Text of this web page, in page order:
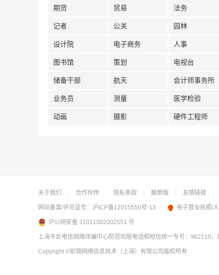
期货 贸易 法务
记者 公关 园林
设计院 电子商务 人事
图书馆 策划 电视台
储备干部 航天 会计师事务所
业务员 测量 医学检验
动画 摄影 硬件工程师
关于我们 合作伙伴 隐私条款 触屏版 友情链接
网站备案/许可证号： 沪ICP备12015550号-13 电子营业执照/
沪公网安备 31011502002551 号
上海市反电信网络诈骗中心防范劝阻电话和短信统一专号：962110
Copyright ©前锦网络信息技术（上海）有限公司 版权所有